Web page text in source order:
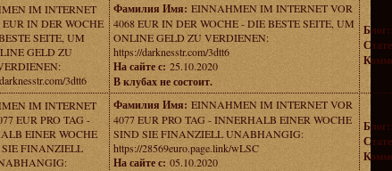
IM INTERNET
EUR IN DER WOCHE
SEITE, UM
GELD ZU
3dtt6
Фамилия Имя: EINNAHMEN IM INTERNET VOR
4068 EUR IN DER WOCHE - DIE BESTE SEITE, UM
ONLINE GELD ZU VERDIENEN:
https://darknesstr.com/3dtt6
На сайте с: 25.10.2020
В клубах не состоит.
Блог::
IM INTERNET
EUR PRO TAG -
EINER WOCHE
FINANZIELL
Фамилия Имя: EINNAHMEN IM INTERNET VOR
4077 EUR PRO TAG - INNERHALB EINER WOCHE
SIND SIE FINANZIELL UNABHANGIG:
https://28569euro.page.link/wLSC
На сайте с: 05.10.2020
Блог::